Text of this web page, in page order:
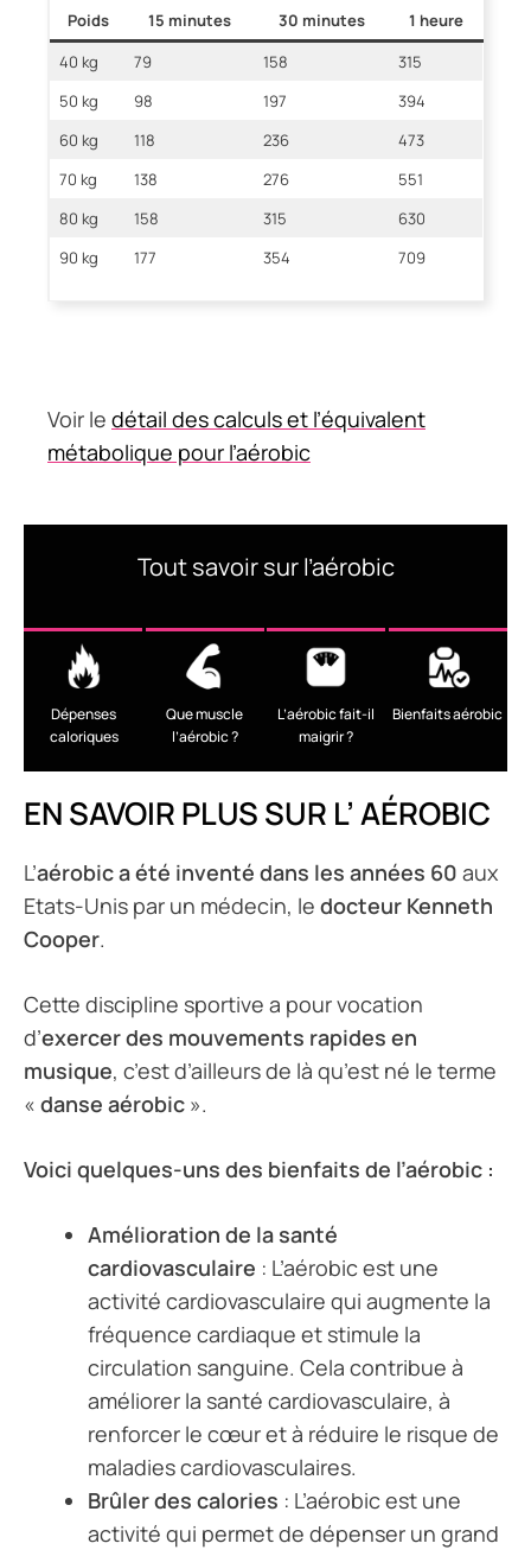
Poids 15 minutes 30 minutes
1 heure
40 kg
79 158
315
50 kg
98 197
394
60 kg
118 236
473
70 kg
138 276
551
80 kg
158 315
630
90 kg
177 354 709
Voir le détail des calculs et l’équivalent
métabolique pour l’aérobic
Tout savoir sur l’aérobic
Dépenses
caloriques
Que muscle
l’aérobic ?
L’aérobic fait-il
maigrir ?
Bienfaits aérobic
EN SAVOIR PLUS SUR L’ AÉROBIC
L’aérobic a été inventé dans les années 60 aux
Etats-Unis par un médecin, le docteur Kenneth
Cooper.
Cette discipline sportive a pour vocation
d’exercer des mouvements rapides en
musique, c’est d’ailleurs de là qu’est né le terme
« danse aérobic ».
Voici quelques-uns des bienfaits de l’aérobic :
Amélioration de la santé
cardiovasculaire : L’aérobic est une
activité cardiovasculaire qui augmente la
fréquence cardiaque et stimule la
circulation sanguine. Cela contribue à
améliorer la santé cardiovasculaire, à
renforcer le cœur et à réduire le risque de
maladies cardiovasculaires.
Brûler des calories : L’aérobic est une
activité qui permet de dépenser un grand